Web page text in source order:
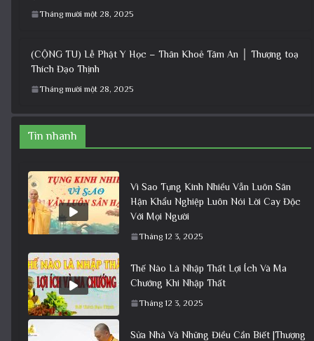
Tháng mười một 28, 2025
(CỘNG TU) Lễ Phật Y Học – Thân Khoẻ Tâm An │ Thượng toạ
Thích Đạo Thịnh
Tháng mười một 28, 2025
Tin nhanh
Vì Sao Tụng Kinh Nhiều Vẫn Luôn Sân
Hận Khẩu Nghiệp Luôn Nói Lời Cay Độc
Với Mọi Người
Tháng 12 3, 2025
Thế Nào Là Nhập Thất Lợi Ích Và Ma
Chướng Khi Nhập Thất
Tháng 12 3, 2025
Sửa Nhà Và Những Điều Cần Biết |Thượng